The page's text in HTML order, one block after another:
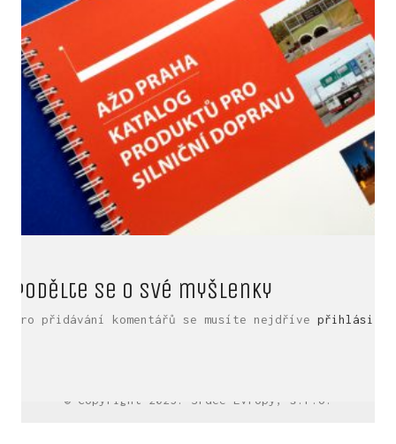
Podělte se o své myšlenky
Pro přidávání komentářů se musíte nejdříve přihlásit
© Copyright 2025. Srdce Evropy, s.r.o.